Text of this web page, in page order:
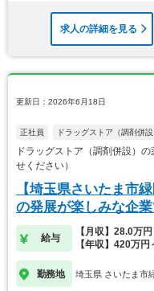
求人の詳細を見る
更新日：2026年6月18日
正社員 ドラッグストア（調剤併設
ドラッグストア（調剤併設）
せください）
【埼玉県さいたま市
の発展が楽しみな企業
給与
【月収】28.0万
【年収】420万
勤務地 埼玉県 さいたま市